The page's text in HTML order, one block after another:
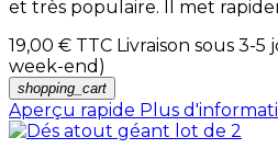
et très populaire. Il met
19,00 € TTC Livraison sous 3-
week-end)
shopping_cart
Aperçu rapide Plus